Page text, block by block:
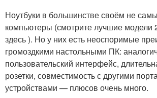
Ноутбуки в большинстве своём не
компьютеры (смотрите лучшие модели
здесь ). Но у них есть неоспоримые
громоздкими настольными ПК:
пользовательский интерфейс,
розетки, совместимость с другими
устройствами — плюсов очень много.